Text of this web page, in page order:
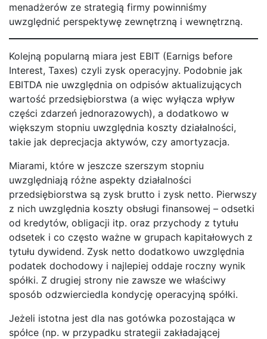
menadżerów ze strategią firmy powinniśmy
uwzględnić perspektywę zewnętrzną i wewnętrzną.
Kolejną popularną miara jest EBIT (Earnigs before
Interest, Taxes) czyli zysk operacyjny. Podobnie jak
EBITDA nie uwzględnia on odpisów aktualizujących
wartość przedsiębiorstwa (a więc wyłącza wpływ
części zdarzeń jednorazowych), a dodatkowo w
większym stopniu uwzględnia koszty działalności,
takie jak deprecjacja aktywów, czy amortyzacja.
Miarami, które w jeszcze szerszym stopniu
uwzględniają różne aspekty działalności
przedsiębiorstwa są zysk brutto i zysk netto. Pierwszy
z nich uwzględnia koszty obsługi finansowej – odsetki
od kredytów, obligacji itp. oraz przychody z tytułu
odsetek i co często ważne w grupach kapitałowych z
tytułu dywidend. Zysk netto dodatkowo uwzględnia
podatek dochodowy i najlepiej oddaje roczny wynik
spółki. Z drugiej strony nie zawsze we właściwy
sposób odzwierciedla kondycję operacyjną spółki.
Jeżeli istotna jest dla nas gotówka pozostająca w
spółce (np. w przypadku strategii zakładającej